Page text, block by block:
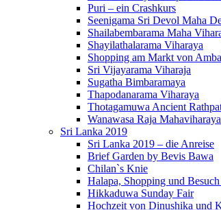
Puri – ein Crashkurs
Seenigama Sri Devol Maha
Shailabembarama Maha
Shayilathalarama Viharaya
Shopping am Markt von
Sri Vijayarama Viharaja
Sugatha Bimbaramaya
Thapodanarama Viharaya
Thotagamuwa Ancient
Wanawasa Raja Mahaviharaya
Sri Lanka 2019
Sri Lanka 2019 – die Anreise
Brief Garden by Bevis Bawa
Chilan`s Knie
Halapa, Shopping und
Hikkaduwa Sunday Fair
Hochzeit von Dinushika und